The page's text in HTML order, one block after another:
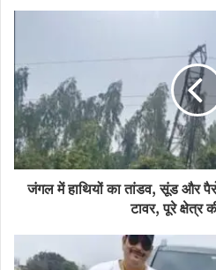
जंगल में हाथियों का तांडव, सूंड और
टावर, पूरे क्षेत्र